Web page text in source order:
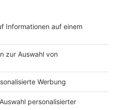
3: Der
Laterne aus